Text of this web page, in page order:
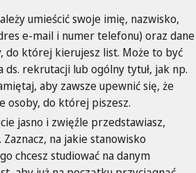
umieścić swoje imię, nazwisko,
e-mail i numer telefonu) oraz dane
do której kierujesz list. Może to być
ds. rekrutacji lub ogólny tytuł, jak np.
aby zawsze upewnić się, że
osoby, do której piszesz.
jasno i zwięźle przedstawiasz,
na jakie stanowisko
chcesz studiować na danym